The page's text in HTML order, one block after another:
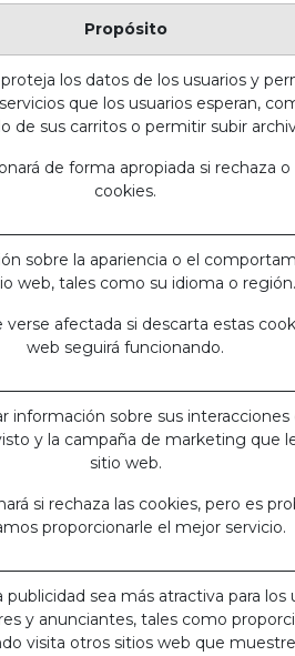
Propósito
los datos de los usuarios y
que los usuarios esperan,
de sus carritos o permitir subir
de forma apropiada si rechaza
cookies.
sobre la apariencia o el
web, tales como su idioma o región.
verse afectada si descarta estas
web seguirá funcionando.
información sobre sus
y la campaña de marketing que
sitio web.
si rechaza las cookies, pero es
proporcionarle el mejor servicio.
publicidad sea más atractiva para los
y anunciantes, tales como
visita otros sitios web que